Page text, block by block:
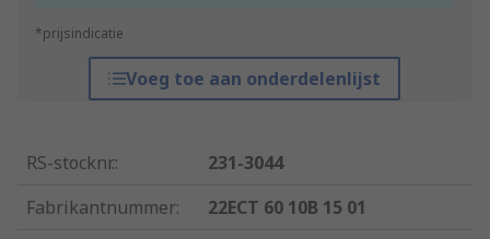
*prijsindicatie
Voeg toe aan onderdelenlijst
RS-stocknr.:
231-3044
Fabrikantnummer:
22ECT 60 10B 15 01